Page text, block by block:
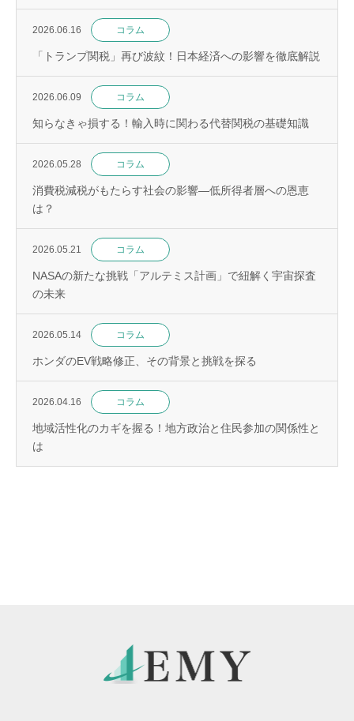
2026.06.16 コラム
「トランプ関税」再び波紋！日本経済への影響を徹底解説
2026.06.09 コラム
知らなきゃ損する！輸入時に関わる代替関税の基礎知識
2026.05.28 コラム
消費税減税がもたらす社会の影響—低所得者層への恩恵
は？
2026.05.21 コラム
NASAの新たな挑戦「アルテミス計画」で紐解く宇宙探査
の未来
2026.05.14 コラム
ホンダのEV戦略修正、その背景と挑戦を探る
2026.04.16 コラム
地域活性化のカギを握る！地方政治と住民参加の関係性と
は